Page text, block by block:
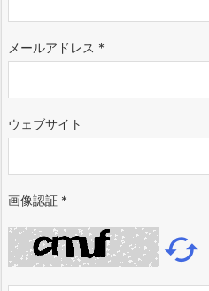
メールアドレス *
ウェブサイト
画像認証 *
